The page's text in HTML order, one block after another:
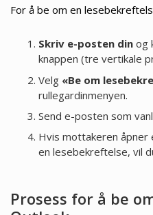
For å be om en
Skriv e-posten dinog
knappen (tre vertikale
Velg «Be om
rullegardinmenyen.
Send e-posten som
Hvis mottakeren
en lesebekreftelse, vil
Prosess for å be